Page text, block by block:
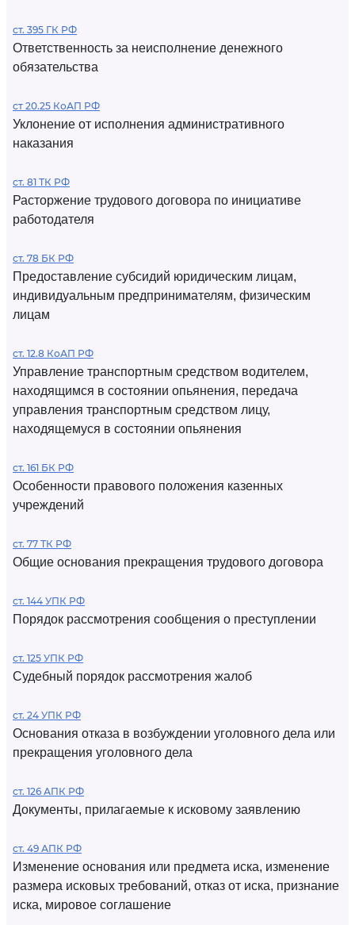
ст. 395 ГК РФ
Ответственность за неисполнение денежного
обязательства
ст 20.25 КоАП РФ
Уклонение от исполнения административного
наказания
ст. 81 ТК РФ
Расторжение трудового договора по инициативе
работодателя
ст. 78 БК РФ
Предоставление субсидий юридическим лицам,
индивидуальным предпринимателям, физическим
лицам
ст. 12.8 КоАП РФ
Управление транспортным средством водителем,
находящимся в состоянии опьянения, передача
управления транспортным средством лицу,
находящемуся в состоянии опьянения
ст. 161 БК РФ
Особенности правового положения казенных
учреждений
ст. 77 ТК РФ
Общие основания прекращения трудового договора
ст. 144 УПК РФ
Порядок рассмотрения сообщения о преступлении
ст. 125 УПК РФ
Судебный порядок рассмотрения жалоб
ст. 24 УПК РФ
Основания отказа в возбуждении уголовного дела или
прекращения уголовного дела
ст. 126 АПК РФ
Документы, прилагаемые к исковому заявлению
ст. 49 АПК РФ
Изменение основания или предмета иска, изменение
размера исковых требований, отказ от иска, признание
иска, мировое соглашение